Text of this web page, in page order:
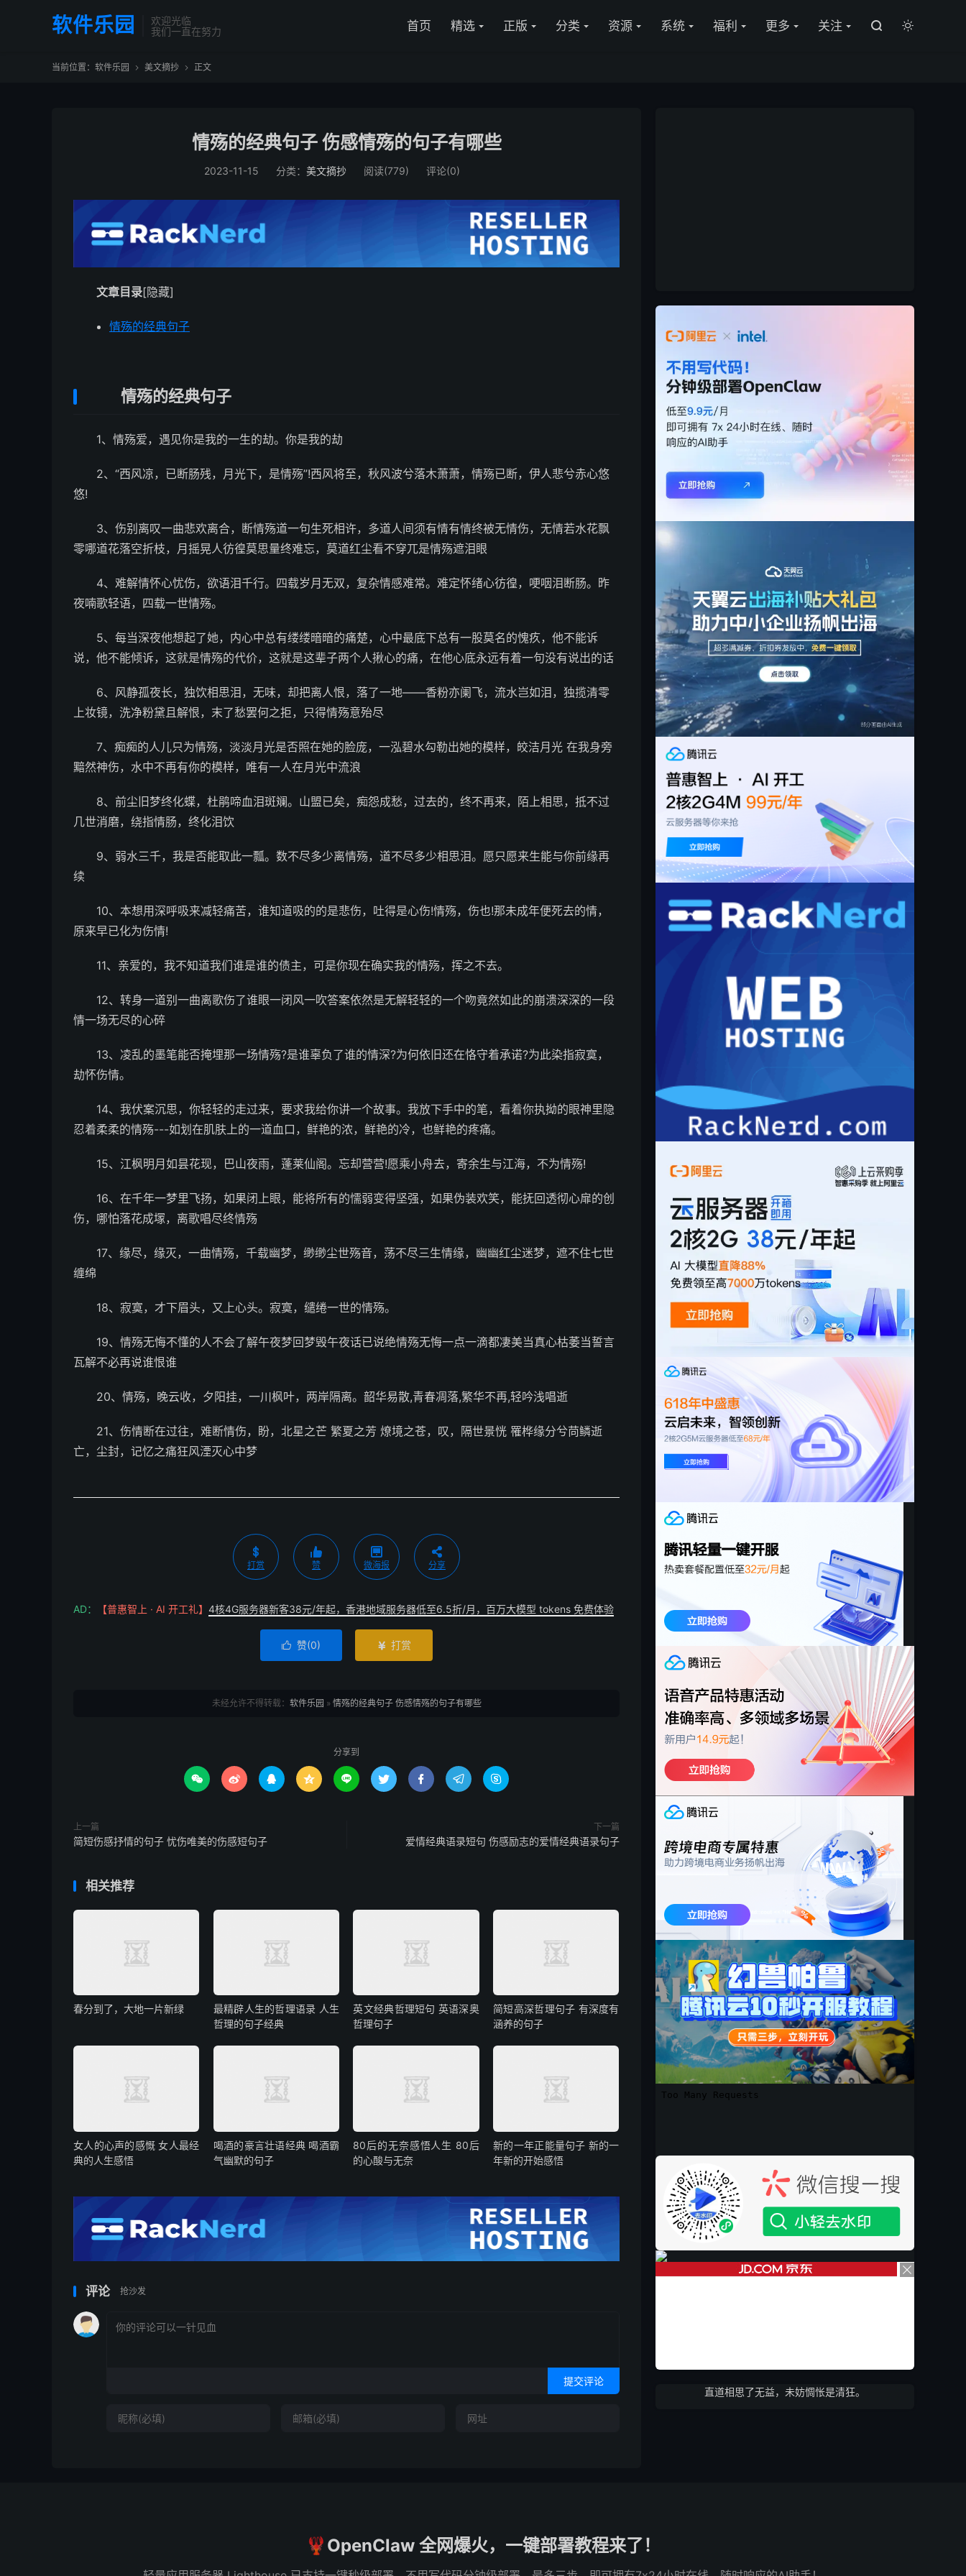
软件乐园
欢迎光临
我们一直在努力
首页 精选 正版 分类 资源 系统 福利 更多 关注  
当前位置： 软件乐园  美文摘抄  正文
情殇的经典句子 伤感情殇的句子有哪些
2023-11-15 分类： 美文摘抄 阅读(779) 评论(0)
文章目录[隐藏]
情殇的经典句子
情殇的经典句子
1、情殇爱，遇见你是我的一生的劫。你是我的劫
2、“西风凉，已断肠残，月光下，是情殇”!西风将至，秋风波兮落木萧萧，情殇已断，伊人悲兮赤心悠
悠!
3、伤别离叹一曲悲欢离合，断情殇道一句生死相许，多道人间须有情有情终被无情伤，无情若水花飘
零哪道花落空折枝，月摇晃人彷徨莫思量终难忘，莫道红尘看不穿兀是情殇遮泪眼
4、难解情怀心忧伤，欲语泪千行。四载岁月无双，复杂情感难常。难定怀绪心彷徨，哽咽泪断肠。昨
夜喃歌轻语，四载一世情殇。
5、每当深夜他想起了她，内心中总有缕缕暗暗的痛楚，心中最底下总有一股莫名的愧疚，他不能诉
说，他不能倾诉，这就是情殇的代价，这就是这辈子两个人揪心的痛，在他心底永远有着一句没有说出的话
6、风静孤夜长，独饮相思泪，无味，却把离人恨，落了一地——香粉亦阑飞，流水岂如泪，独揽清零
上妆镜，洗净粉黛且解恨，末了愁罢何之拒，只得情殇意殆尽
7、痴痴的人儿只为情殇，淡淡月光是否照在她的脸庞，一泓碧水勾勒出她的模样，皎洁月光 在我身旁
黯然神伤，水中不再有你的模样，唯有一人在月光中流浪
8、前尘旧梦终化蝶，杜鹃啼血泪斑斓。山盟已矣，痴怨成愁，过去的，终不再来，陌上相思，抵不过
几世消磨，绕指情肠，终化泪饮
9、弱水三千，我是否能取此一瓢。数不尽多少离情殇，道不尽多少相思泪。愿只愿来生能与你前缘再
续
10、本想用深呼吸来减轻痛苦，谁知道吸的的是悲伤，吐得是心伤!情殇，伤也!那未成年便死去的情，
原来早已化为伤情!
11、亲爱的，我不知道我们谁是谁的债主，可是你现在确实我的情殇，挥之不去。
12、转身一道别一曲离歌伤了谁眼一闭风一吹答案依然是无解轻轻的一个吻竟然如此的崩溃深深的一段
情一场无尽的心碎
13、凌乱的墨笔能否掩埋那一场情殇?是谁辜负了谁的情深?为何依旧还在恪守着承诺?为此染指寂寞，
劫怀伤情。
14、我伏案沉思，你轻轻的走过来，要求我给你讲一个故事。我放下手中的笔，看着你执拗的眼神里隐
忍着柔柔的情殇---如划在肌肤上的一道血口，鲜艳的浓，鲜艳的冷，也鲜艳的疼痛。
15、江枫明月如昙花现，巴山夜雨，蓬莱仙阁。忘却营营!愿乘小舟去，寄余生与江海，不为情殇!
16、在千年一梦里飞扬，如果闭上眼，能将所有的懦弱变得坚强，如果伪装欢笑，能抚回透彻心扉的创
伤，哪怕落花成塜，离歌唱尽终情殇
17、缘尽，缘灭，一曲情殇，千载幽梦，缈缈尘世殇音，荡不尽三生情缘，幽幽红尘迷梦，遮不住七世
缠绵
18、寂寞，才下眉头，又上心头。寂寞，缱绻一世的情殇。
19、情殇无悔不懂的人不会了解午夜梦回梦毁午夜话已说绝情殇无悔一点一滴都凄美当真心枯萎当誓言
瓦解不必再说谁恨谁
20、情殇，晚云收，夕阳挂，一川枫叶，两岸隔离。韶华易散,青春凋落,繁华不再,轻吟浅唱逝
21、伤情断在过往，难断情伤，盼，北星之芒 繁夏之芳 燎境之苍，叹，隔世景恍 罹桦缘分兮苘鳞逝
亡，尘封，记忆之痛狂风湮灭心中梦
打赏 赞 微海报 分享
AD： 【普惠智上 · AI 开工礼】 4核4G服务器新客38元/年起，香港地域服务器低至6.5折/月，百万大模型 tokens 免费体验
 赞(0)  打赏
未经允许不得转载： 软件乐园 » 情殇的经典句子 伤感情殇的句子有哪些
分享到
        
上一篇
简短伤感抒情的句子 忧伤唯美的伤感短句子
下一篇
爱情经典语录短句 伤感励志的爱情经典语录句子
相关推荐
春分到了，大地一片新绿
最精辟人生的哲理语录 人生
哲理的句子经典
英文经典哲理短句 英语深奥
哲理句子
简短高深哲理句子 有深度有
涵养的句子
女人的心声的感慨 女人最经
典的人生感悟
喝酒的豪言壮语经典 喝酒霸
气幽默的句子
80后的无奈感悟人生 80后
的心酸与无奈
新的一年正能量句子 新的一
年新的开始感悟
评论 抢沙发
提交评论
直道相思了无益，未妨惆怅是清狂。
🦞OpenClaw 全网爆火，一键部署教程来了！